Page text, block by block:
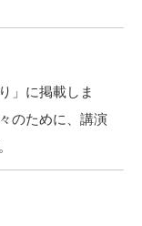
」に掲載しま
のために、講演